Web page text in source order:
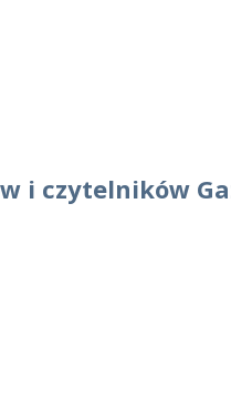
i czytelników